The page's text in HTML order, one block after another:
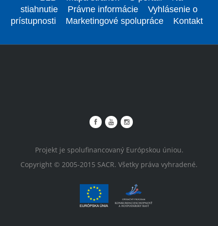
stiahnutie
Právne informácie
Vyhlásenie o
prístupnosti
Marketingové spolupráce Kontakt
Projekt je spolufinancovaný Európskou úniou.
Copyright © 2005-2015 SACR. Všetky práva vyhradené.